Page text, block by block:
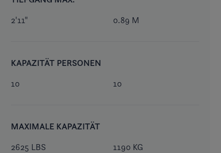
2'11" 0.89 M
KAPAZITÄT PERSONEN
10 10
MAXIMALE KAPAZITÄT
2625 LBS 1190 KG